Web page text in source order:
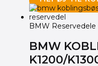
BMW Reservedele
BMW
K1200/